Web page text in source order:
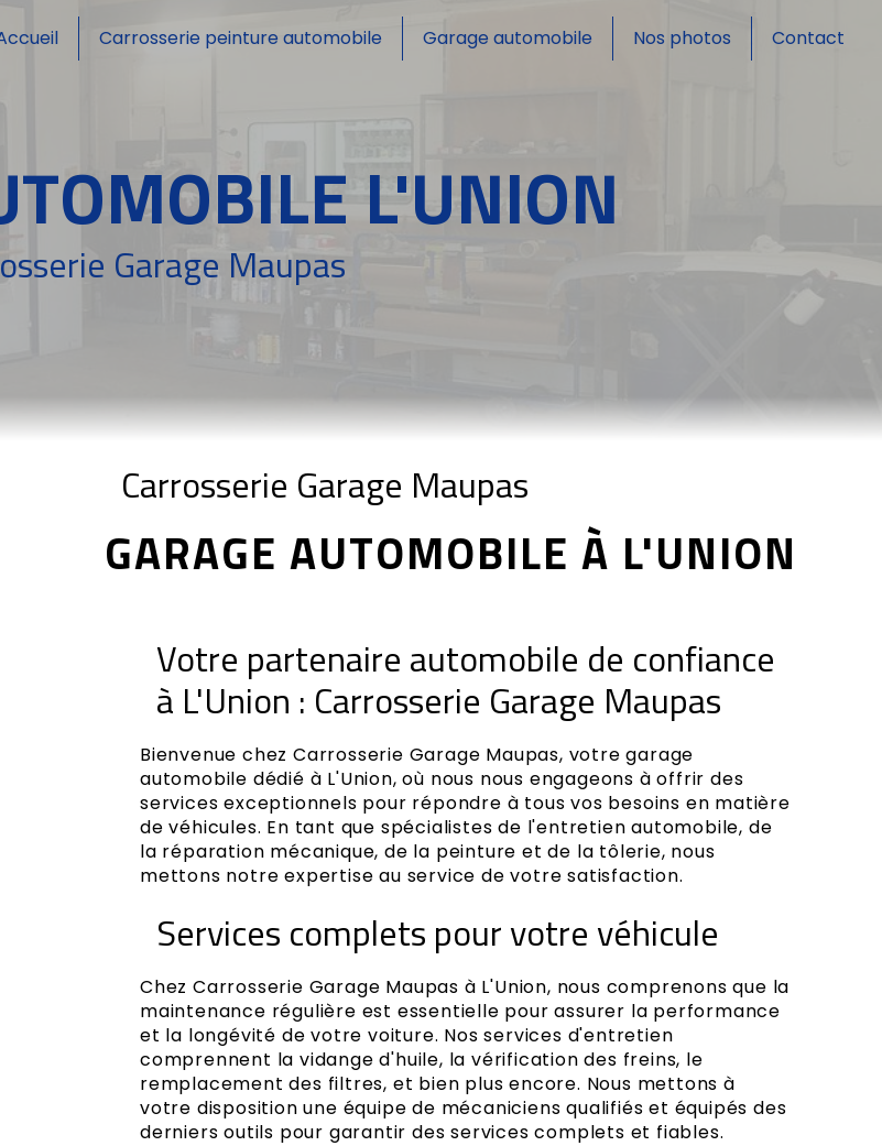
Carrosserie peinture automobile Garage automobile Nos photos Contact
L'UNION
Garage Maupas
Carrosserie Garage Maupas
GARAGE AUTOMOBILE À L'UNION
Votre partenaire automobile de confiance
à L'Union : Carrosserie Garage Maupas
Bienvenue chez Carrosserie Garage Maupas, votre garage
automobile dédié à L'Union, où nous nous engageons à offrir des
services exceptionnels pour répondre à tous vos besoins en matière
de véhicules. En tant que spécialistes de l'entretien automobile, de
la réparation mécanique, de la peinture et de la tôlerie, nous
mettons notre expertise au service de votre satisfaction.
Services complets pour votre véhicule
Chez Carrosserie Garage Maupas à L'Union, nous comprenons que la
maintenance régulière est essentielle pour assurer la performance
et la longévité de votre voiture. Nos services d'entretien
comprennent la vidange d'huile, la vérification des freins, le
remplacement des filtres, et bien plus encore. Nous mettons à
votre disposition une équipe de mécaniciens qualifiés et équipés des
derniers outils pour garantir des services complets et fiables.